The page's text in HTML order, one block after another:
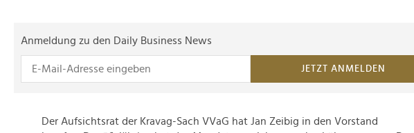
Anmeldung zu den Daily Business News
JETZT ANMELDEN
Der Aufsichtsrat der Kravag-Sach VVaG hat Jan Zeibig in den Vorstand